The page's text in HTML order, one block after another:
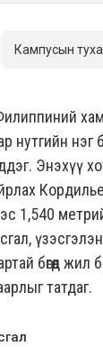
Кампусын
нутгийн нэг
Энэхүү
1,540
бөгөөд
татдаг.